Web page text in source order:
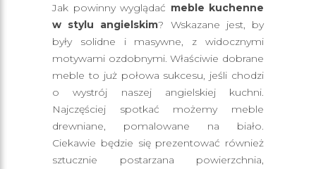
Jak powinny wyglądać meble kuchenne
w stylu angielskim? Wskazane jest, by
były solidne i masywne, z widocznymi
motywami ozdobnymi. Właściwie dobrane
meble to już połowa sukcesu, jeśli chodzi
o wystrój naszej angielskiej kuchni.
Najczęściej spotkać możemy meble
drewniane, pomalowane na biało.
Ciekawie będzie się prezentować również
sztucznie postarzana powierzchnia,